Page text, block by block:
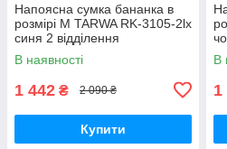
Напоясна сумка бананка в
розмірі М TARWA RK-3105-2lx
синя 2 відділення
В наявності
1 442 ₴ 2 090 ₴
Купити
В
1